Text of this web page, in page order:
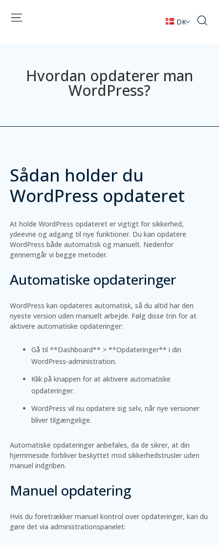
DK
Hvordan opdaterer man
WordPress?
Sådan holder du
WordPress opdateret
At holde WordPress opdateret er vigtigt for sikkerhed,
ydeevne og adgang til nye funktioner. Du kan opdatere
WordPress både automatisk og manuelt. Nedenfor
gennemgår vi begge metoder.
Automatiske opdateringer
WordPress kan opdateres automatisk, så du altid har den
nyeste version uden manuelt arbejde. Følg disse trin for at
aktivere automatiske opdateringer:
Gå til **Dashboard** > **Opdateringer** i din
WordPress-administration.
Klik på knappen for at aktivere automatiske
opdateringer.
WordPress vil nu opdatere sig selv, når nye versioner
bliver tilgængelige.
Automatiske opdateringer anbefales, da de sikrer, at din
hjemmeside forbliver beskyttet mod sikkerhedstrusler uden
manuel indgriben.
Manuel opdatering
Hvis du foretrækker manuel kontrol over opdateringer, kan du
gøre det via administrationspanelet: